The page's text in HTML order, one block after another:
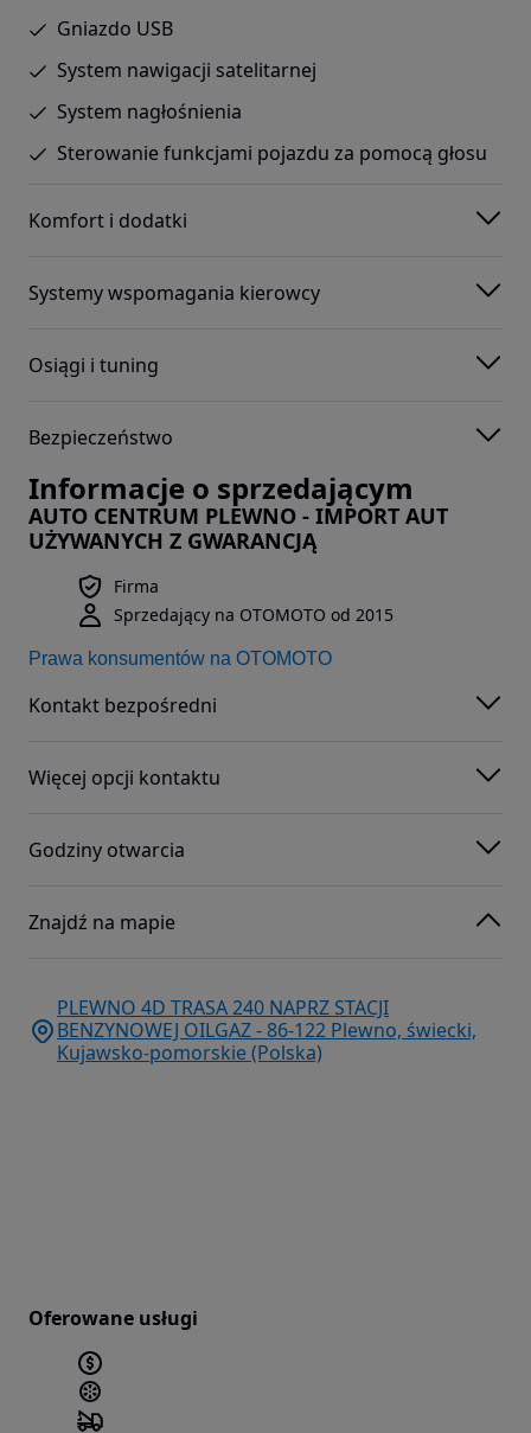
Gniazdo USB
System nawigacji satelitarnej
System nagłośnienia
Sterowanie funkcjami pojazdu za pomocą głosu
Komfort i dodatki
Systemy wspomagania kierowcy
Osiągi i tuning
Bezpieczeństwo
Informacje o sprzedającym
AUTO CENTRUM PLEWNO - IMPORT AUT
UŻYWANYCH Z GWARANCJĄ
Firma
Sprzedający na OTOMOTO od 2015
Prawa konsumentów na OTOMOTO
Kontakt bezpośredni
Więcej opcji kontaktu
Godziny otwarcia
Znajdź na mapie
PLEWNO 4D TRASA 240 NAPRZ STACJI
BENZYNOWEJ OILGAZ - 86-122 Plewno, świecki,
Kujawsko-pomorskie (Polska)
Oferowane usługi